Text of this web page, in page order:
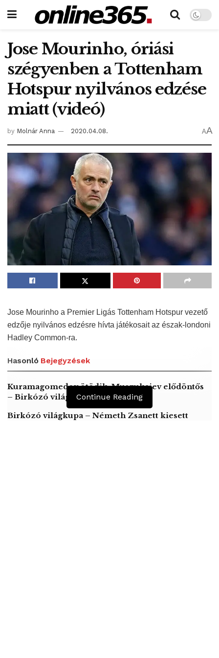
Jose Mourinho, óriási
szégyenben a Tottenham
Hotspur nyilvános edzése
miatt (videó)
by Molnár Anna 2020.04.08. AA
Jose Mourinho a Premier Ligás Tottenham Hotspur vezető
edzője nyilvános edzésre hívta játékosait az észak-londoni
Hadley Common-ra.
Hasonló Bejegyzések
Kuramagomedov ötödik, Muszukajev elődöntős
– Birkózó világkupa
Birkózó világkupa – Németh Zsanett kiesett
Continue Reading